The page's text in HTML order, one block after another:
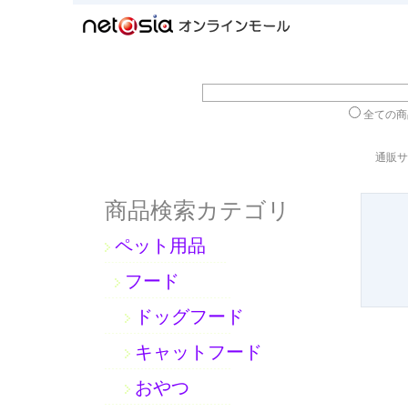
全ての
通販
商品検索カテゴリ
ペット用品
フード
ドッグフード
キャットフード
おやつ